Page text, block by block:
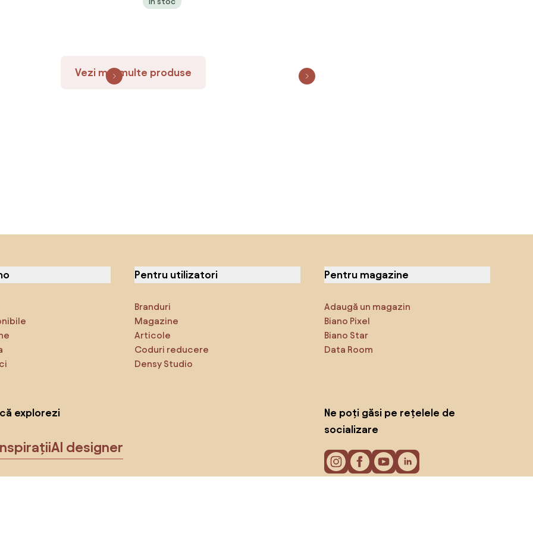
Vezi mai multe produse
Pentru utilizatori
Branduri
Magazine
Articole
Coduri reducere
Densy Studio
Pentru magazine
Adaugă un magazin
Biano Pixel
Biano Star
Data Room
explorezi
InspirațiiAI designer
Ne poți găsi pe rețelele de
socializare